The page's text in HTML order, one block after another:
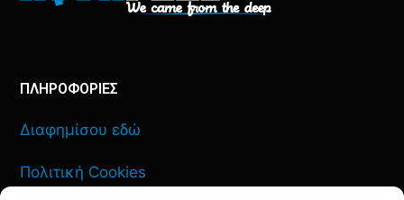
ΠΛΗΡΟΦΟΡΙΕΣ
Διαφημίσου εδώ
Πολιτική Cookies